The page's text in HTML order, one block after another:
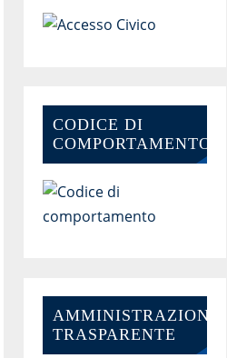
CODICE DI
COMPORTAMENTO
AMMINISTRAZIONE-
TRASPARENTE